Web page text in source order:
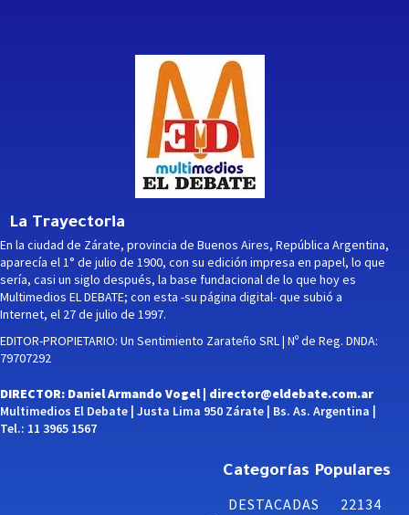
La Trayectoria
En la ciudad de Zárate, provincia de Buenos Aires, República Argentina,
aparecía el 1° de julio de 1900, con su edición impresa en papel, lo que
sería, casi un siglo después, la base fundacional de lo que hoy es
Multimedios EL DEBATE; con esta -su página digital- que subió a
Internet, el 27 de julio de 1997.
EDITOR-PROPIETARIO: Un Sentimiento Zarateño SRL | Nº de Reg. DNDA:
79707292
DIRECTOR: Daniel Armando Vogel | director@eldebate.com.ar
Multimedios El Debate | Justa Lima 950 Zárate | Bs. As. Argentina |
Tel.: 11 3965 1567
Categorías Populares
DESTACADAS
22134